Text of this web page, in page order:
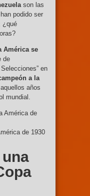
son las
podido ser
¿qué
América se
de
en
a la
años
mundial.
de 1930